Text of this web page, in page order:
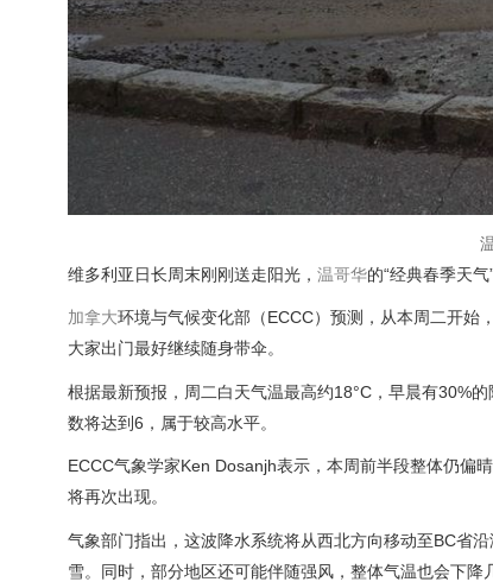
维多利亚日长周末刚刚送走阳光， 温哥华的“经典春季天气
加拿大环境与气候变化部（ECCC）预测，从本周二开始
大家出门最好继续随身带伞。
根据最新预报，周二白天气温最高约18°C，早晨有30%
数将达到6，属于较高水平。
ECCC气象学家Ken Dosanjh表示，本周前半段整体仍偏
将再次出现。
气象部门指出，这波降水系统将从西北方向移动至BC省
雪。同时，部分地区还可能伴随强风，整体气温也会下降